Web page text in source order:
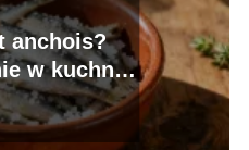
anchois?
w kuchni i